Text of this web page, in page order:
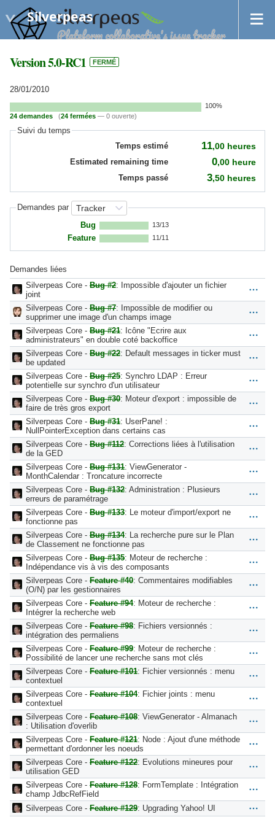
Silverpeas
Version 5.0-RC1 FERMÉ
28/01/2010
100%
24 demandes (24 fermées — 0 ouverte)
Suivi du temps
Temps estimé
11,00 heures
Estimated remaining time 0,00 heure
Temps passé 3,50 heures
Demandes par
Bug 13/13
Feature 11/11
Demandes liées
Silverpeas Core - Bug #2: Impossible d'ajouter un fichier
joint
Silverpeas Core - Bug #7: Impossible de modifier ou
supprimer une image d'un champs image
Silverpeas Core - Bug #21: Icône "Ecrire aux
administrateurs" en double coté backoffice
Silverpeas Core - Bug #22: Default messages in ticker must
be updated
Silverpeas Core - Bug #25: Synchro LDAP : Erreur
potentielle sur synchro d'un utilisateur
Silverpeas Core - Bug #30: Moteur d'export : impossible de
faire de très gros export
Silverpeas Core - Bug #31: UserPane! :
NullPointerException dans certains cas
Silverpeas Core - Bug #112: Corrections liées à l'utilisation
de la GED
Silverpeas Core - Bug #131: ViewGenerator -
MonthCalendar : Troncature incorrecte
Silverpeas Core - Bug #132: Administration : Plusieurs
erreurs de paramétrage
Silverpeas Core - Bug #133: Le moteur d'import/export ne
fonctionne pas
Silverpeas Core - Bug #134: La recherche pure sur le Plan
de Classement ne fonctionne pas
Silverpeas Core - Bug #135: Moteur de recherche :
Indépendance vis à vis des composants
Silverpeas Core - Feature #40: Commentaires modifiables
(O/N) par les gestionnaires
Silverpeas Core - Feature #94: Moteur de recherche :
Intégrer la recherche web
Silverpeas Core - Feature #98: Fichiers versionnés :
intégration des permaliens
Silverpeas Core - Feature #99: Moteur de recherche :
Possibilité de lancer une recherche sans mot clés
Silverpeas Core - Feature #101: Fichier versionnés : menu
contextuel
Silverpeas Core - Feature #104: Fichier joints : menu
contextuel
Silverpeas Core - Feature #108: ViewGenerator - Almanach
: Utilisation d'overlib
Silverpeas Core - Feature #121: Node : Ajout d'une méthode
permettant d'ordonner les noeuds
Silverpeas Core - Feature #122: Evolutions mineures pour
utilisation GED
Silverpeas Core - Feature #128: FormTemplate : Intégration
champ JdbcRefField
Silverpeas Core - Feature #129: Upgrading Yahoo! UI